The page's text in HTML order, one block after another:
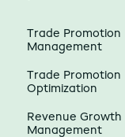
Trade Promotion
Management
Trade Promotion
Optimization
Revenue Growth
Management